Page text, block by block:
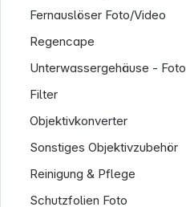
Fernauslöser Foto/Video
Regencape
Unterwassergehäuse - Foto
Filter
Objektivkonverter
Sonstiges Objektivzubehör
Reinigung & Pflege
Schutzfolien Foto